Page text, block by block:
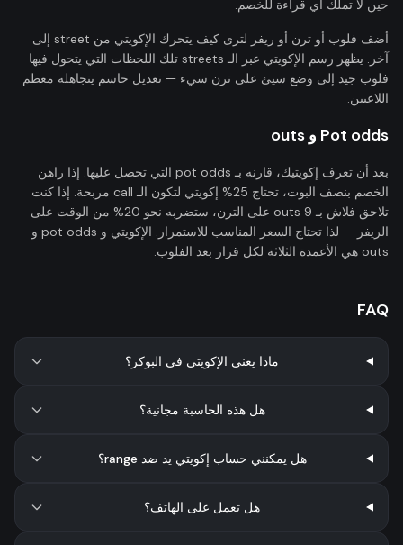
حين لا تملك أي قراءة للخصم.
أضف فلوب أو ترن أو ريفر لترى كيف يتحرك الإكويتي من street إلى
آخر. يظهر رسم الإكويتي عبر الـ streets تلك اللحظات التي يتحول فيها
فلوب جيد إلى وضع سيئ على ترن سيء — تعديل حاسم يتجاهله معظم
اللاعبين.
Pot odds و outs
بعد أن تعرف إكويتيك، قارنه بـ pot odds التي تحصل عليها. إذا راهن
الخصم بنصف البوت، تحتاج 25% إكويتي لتكون الـ call مربحة. إذا كنت
تلاحق فلاش بـ 9 outs على الترن، ستضربه نحو 20% من الوقت على
الريفر — لذا تحتاج السعر المناسب للاستمرار. الإكويتي و pot odds و
outs هي الأعمدة الثلاثة لكل قرار بعد الفلوب.
FAQ
ماذا يعني الإكويتي في البوكر؟
هل هذه الحاسبة مجانية؟
هل يمكنني حساب إكويتي يد ضد range؟
هل تعمل على الهاتف؟